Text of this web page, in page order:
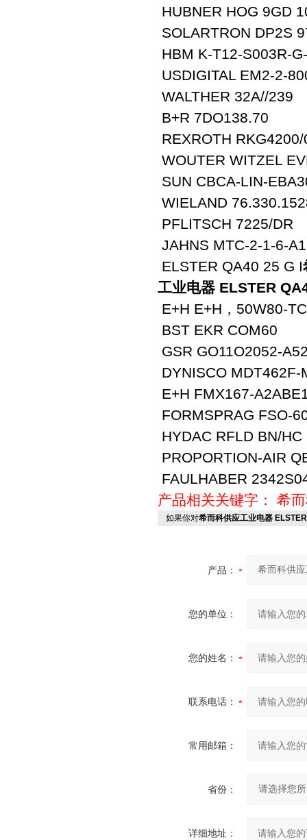
HUBNER HOG 9GD
SOLARTRON DP2S
HBM K-T12-S003R-
USDIGITAL EM2-2-
WALTHER 32A//239
B+R 7DO138.70
REXROTH
WOUTER WITZEL
SUN CBCA-LIN-
WIELAND
PFLITSCH 7225/DR
JAHNS MTC-2-1-6-
ELSTER QA40 25 G I
工业电器 ELSTER
E+H E+H，50W80-
BST EKR COM60
GSR GO11O2052-
DYNISCO
E+H FMX167-
FORMSPRAG FSO-
HYDAC RFLD BN/
PROPORTION-AIR
FAULHABER
产品相关关键字： 希
如果你对希而科供应工业电器
产品：
您的单位：
您的姓名：
联系电话：
常用邮箱：
省份：
详细地址：